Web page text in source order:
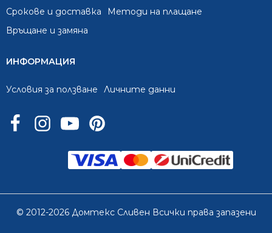
Срокове и доставка
Методи на плащане
Връщане и замяна
ИНФОРМАЦИЯ
Условия за ползване Личните данни
© 2012-2026 Домтекс Сливен Всички права запазени